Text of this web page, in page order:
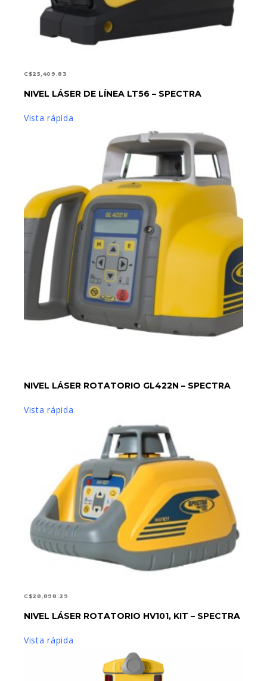
C$25,409.83
LEER MÁS
NIVEL LÁSER DE LÍNEA LT56 – SPECTRA
Vista rápida
LEER MÁS
NIVEL LÁSER ROTATORIO GL422N – SPECTRA
Vista rápida
C$28,898.29
AÑADIR AL CARRITO
NIVEL LÁSER ROTATORIO HV101, KIT – SPECTRA
Vista rápida